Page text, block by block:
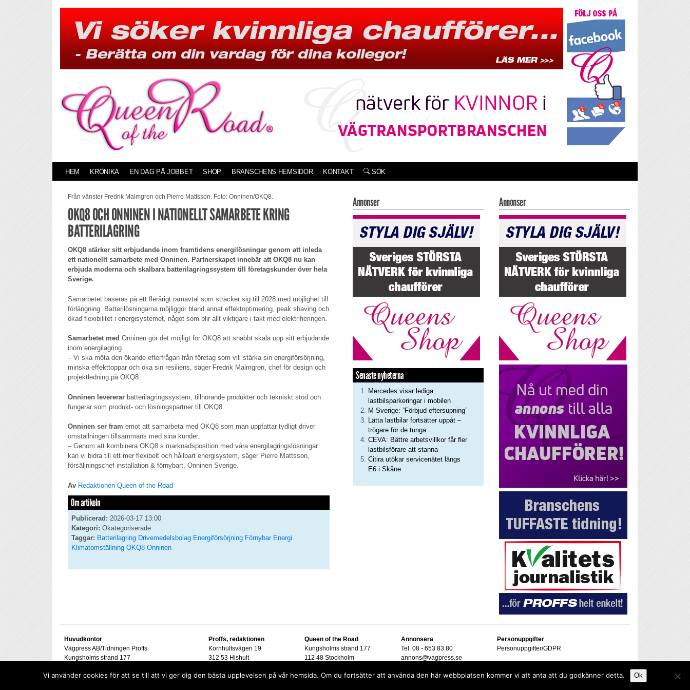
HEM KRÖNIKA EN DAG PÅ JOBBET SHOP BRANSCHENS HEMSIDOR KONTAKT SÖK
Från vänster Fredrik Malmgren och Pierre Mattsson. Foto: Onninen/OKQ8.
OKQ8 OCH ONNINEN I NATIONELLT SAMARBETE KRING
BATTERILAGRING
OKQ8 stärker sitt erbjudande inom framtidens energilösningar genom att inleda
ett nationellt samarbete med Onninen. Partnerskapet innebär att OKQ8 nu kan
erbjuda moderna och skalbara batterilagringssystem till företagskunder över hela
Sverige.
Samarbetet baseras på ett flerårigt ramavtal som sträcker sig till 2028 med möjlighet till
förlängning. Batterilösningarna möjliggör bland annat effektoptimering, peak shaving och
ökad flexibilitet i energisystemet, något som blir allt viktigare i takt med elektrifieringen.
Samarbetet med Onninen gör det möjligt för OKQ8 att snabbt skala upp sitt erbjudande
inom energilagring
– Vi ska möta den ökande efterfrågan från företag som vill stärka sin energiförsörjning,
minska effekttoppar och öka sin resiliens, säger Fredrik Malmgren, chef för design och
projektledning på OKQ8.
Onninen levererar batterilagringssystem, tillhörande produkter och tekniskt stöd och
fungerar som produkt- och lösningspartner till OKQ8.
Onninen ser fram emot att samarbeta med OKQ8 som man uppfattar tydligt driver
omställningen tillsammans med sina kunder.
– Genom att kombinera OKQ8:s marknadsposition med våra energilagringslösningar
kan vi bidra till ett mer flexibelt och hållbart energisystem, säger Pierre Mattsson,
försäljningschef installation & förnybart, Onninen Sverige.
Av Redaktionen Queen of the Road
Om artikeln
Publicerad: 2026-03-17 13:00
Kategori: Okategoriserade
Taggar: Batterilagring Drivemedelsbolag Energiförsörjning Förnybar Energi
Klimatomställning OKQ8 Onninen
Annonser
Senaste nyheterna
Mercedes visar lediga
lastbilsparkeringar i mobilen
M Sverige: ”Förbjud eftersupning”
Lätta lastbilar fortsätter uppåt –
trögare för de tunga
CEVA: Bättre arbetsvillkor får fler
lastbilsförare att stanna
Citira utökar servicenätet längs
E6 i Skåne
Annonser
Huvudkontor
Vägpress AB/Tidningen Proffs
Kungsholms strand 177
Proffs, redaktionen
Kornhultsvägen 19
312 53 Hishult
goran@vagpress.se
Queen of the Road
Kungsholms strand 177
112 48 Stockholm
Annonsera
Tel. 08 - 653 83 80
annons@vagpress.se
Personuppgifter
Personuppgifter/GDPR
Vi använder cookies för att se till att vi ger dig den bästa upplevelsen på vår hemsida. Om du fortsätter att använda den här webbplatsen kommer vi att anta att du godkänner detta. Ok